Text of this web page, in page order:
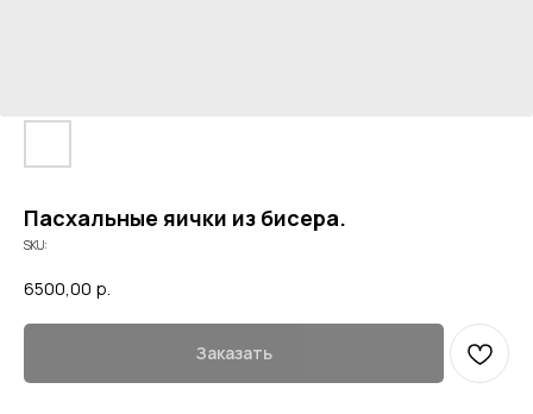
Пасхальные яички из бисера.
SKU:
6500,00 р.
Заказать